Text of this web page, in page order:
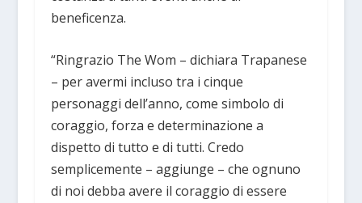
beneficenza.
“Ringrazio The Wom – dichiara Trapanese
– per avermi incluso tra i cinque
personaggi dell’anno, come simbolo di
coraggio, forza e determinazione a
dispetto di tutto e di tutti. Credo
semplicemente – aggiunge – che ognuno
di noi debba avere il coraggio di essere